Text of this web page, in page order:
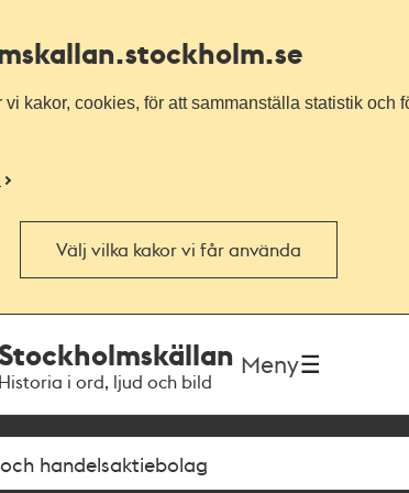
.stockholm.se
kakor, cookies, för att sammanställa statistik och
Välj vilka kakor vi får använda
Historia i ord, ljud och bild
Meny